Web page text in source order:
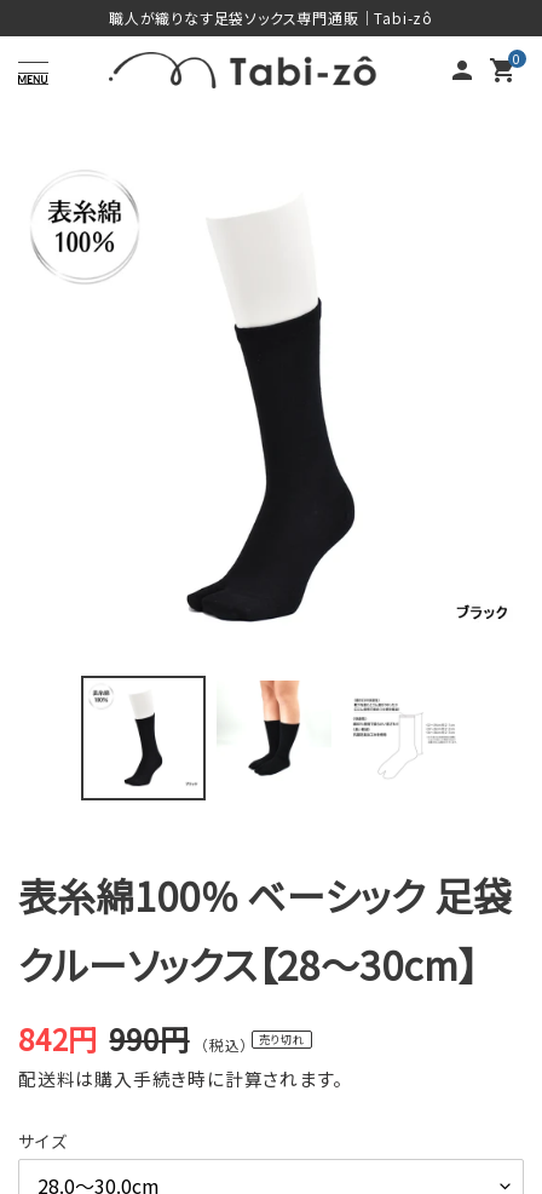
ン
職人が織りなす足袋ソックス専門通販｜Tabi-zô
person 0
shopping_cart
表糸綿100％ ベーシック 足袋
クルーソックス【28～30cm】
販
価
格
842円
通
格
990円 （税込） 売り切れ
配送料は購入手続き時に計算されます。
サイズ